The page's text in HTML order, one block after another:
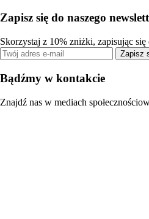
Zapisz się do naszego
Skorzystaj z 10% zniżki, zapisując się
Zapisz
Bądźmy w kontakcie
Znajdź nas w mediach